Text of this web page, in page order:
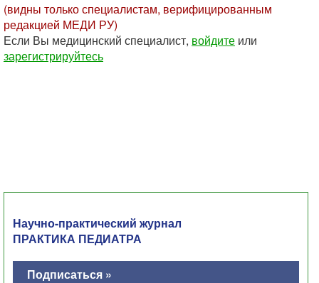
(видны только специалистам, верифицированным
редакцией МЕДИ РУ)
Если Вы медицинский специалист, войдите или
зарегистрируйтесь
Научно-практический журнал
ПРАКТИКА ПЕДИАТРА
Подписаться »